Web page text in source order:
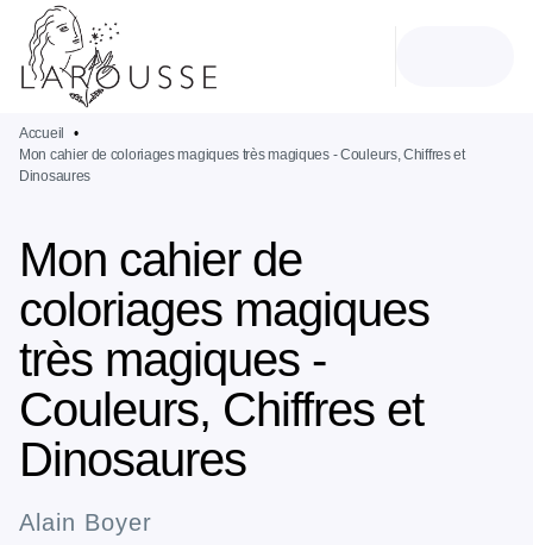
MENU
PIED DE PAGE
Accueil
•
Mon cahier de coloriages magiques très magiques - Couleurs, Chiffres et
Dinosaures
Mon cahier de
coloriages magiques
très magiques -
Couleurs, Chiffres et
Dinosaures
Alain Boyer